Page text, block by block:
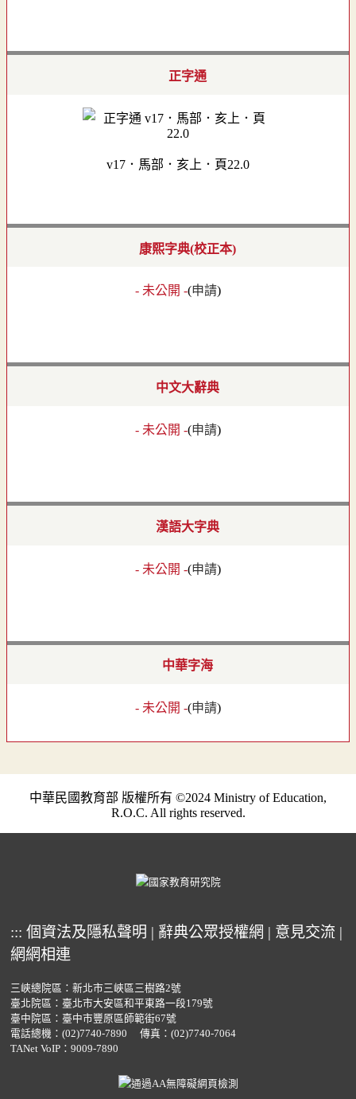
正字通
v17．馬部．亥上．頁22.0
康熙字典(校正本)
- 未公開 -(申請)
中文大辭典
- 未公開 -(申請)
漢語大字典
- 未公開 -(申請)
中華字海
- 未公開 -(申請)
中華民國教育部 版權所有 ©2024 Ministry of Education,
R.O.C. All rights reserved.
::: 個資法及隱私聲明 | 辭典公眾授權網 | 意見交流 |
網網相連
三峽總院區：新北市三峽區三樹路2號
臺北院區：臺北市大安區和平東路一段179號
臺中院區：臺中市豐原區師範街67號
電話總機： (02)7740-7890
傳真：(02)7740-7064
TANet VoIP：9009-7890